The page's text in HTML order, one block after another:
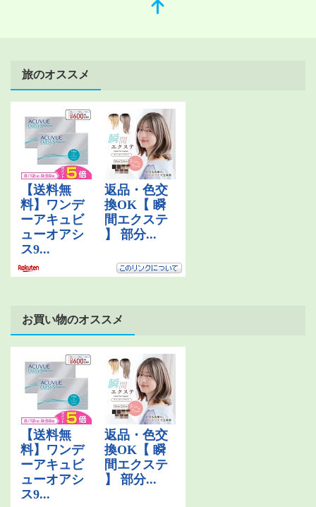
旅のオススメ
お買い物のオススメ